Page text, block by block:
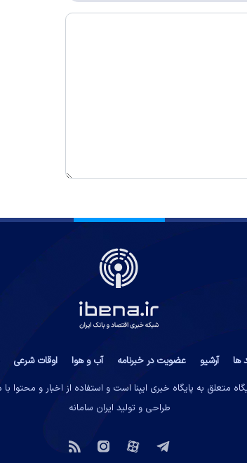
ها آرشیو عضویت در خبرنامه آب و هوا اوقات شرعی
متعلق به پایگاه خبری ایبِنا است و استفاده از اخبار و محتوا
طراحی و تولید ایران سامانه